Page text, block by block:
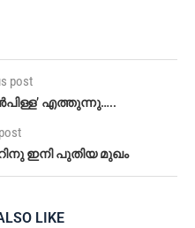
post
എത്തുന്നു…..
ഇനി പുതിയ മുഖം
LIKE